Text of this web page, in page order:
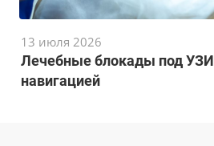
Лечебные блокады под УЗИ
навигацией
13 июля 2026